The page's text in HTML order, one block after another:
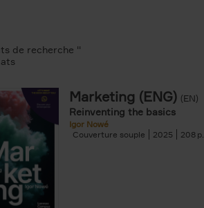
filter
de recherche ''
Marketing (ENG) (EN)
Reinventing the basics
Igor Nowé
Couverture souple
2025 208